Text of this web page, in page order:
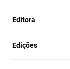
Editora
Edições